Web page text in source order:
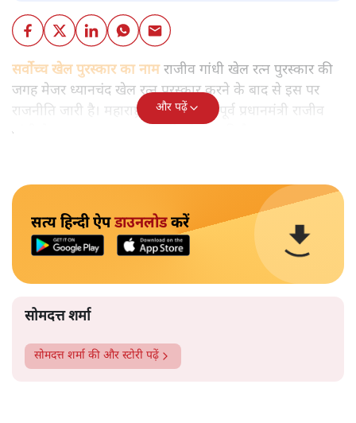
सर्वोच्च खेल पुरस्कार का नामराजीव गांधी खेल रत्न पुरस्कार की
जगह मेजर ध्यानचंद खेल रत्न पुरस्कार करने के बाद से इस पर
राजनीति जारी है। महाराष्ट्र सरकार ने अब पूर्व प्रधानमंत्री राजीव
गांधी के नाम पर एक पुरस्कार की घोषणा की है।
और पढ़ें
सत्य हिन्दी ऐपडाउनलोडकरें
सोमदत्त शर्मा
सोमदत्त शर्मा की और स्टोरी पढ़ें